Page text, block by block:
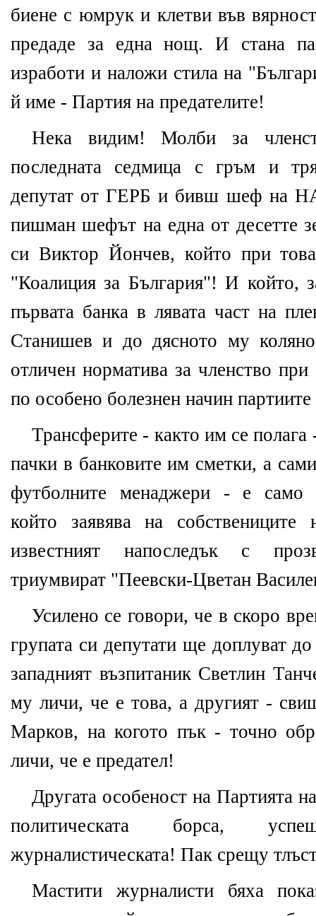
биене с юмрук и клетви във
предаде за една нощ. И стана
изработи и наложи стила на
й име - Партия на предателите!
Нека видим! Молби за
последната седмица с гръм и
депутат от ГЕРБ и бивш шеф на
пишман шефът на една от десетте
си Виктор Йончев, който при
"Коалиция за България"! И който,
първата банка в лявата част на
Станишев и до дясното му
отличен норматива за членство
по особено болезнен начин
Трансферите - както им се полага
пачки в банковите им сметки, а
футболните менаджери - е само
който заявява на собствениците
известният напоследък с
триумвират "Пеевски-Цветан
Усилено се говори, че в скоро
групата си депутати ще доплуват
западният възпитаник Светлин
му личи, че е това, а другият -
Марков, на когото пък - точно
личи, че е предател!
Другата особеност на Партията
политическата борса,
журналистическата! Пак срещу
Мастити журналисти бяха